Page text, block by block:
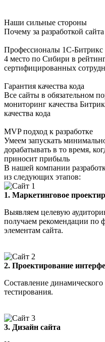
Наши сильные стороны
Почему за разработкой
Профессионалы 1С-Битрикс
4 место по Сибири в
сертифицированных
Гарантия качества кода
Все сайты в обязательном
мониторинг качества
качества кода
MVP подход к разработке
Умеем запускать
дорабатывать в то время,
приносит прибыль
В нашей компании
из следующих этапов:
1. Маркетинговое
Выявляем целевую
получаем рекомендации по
элементам сайта.
2. Проектирование
Составление
тестирования.
3. Дизайн сайта